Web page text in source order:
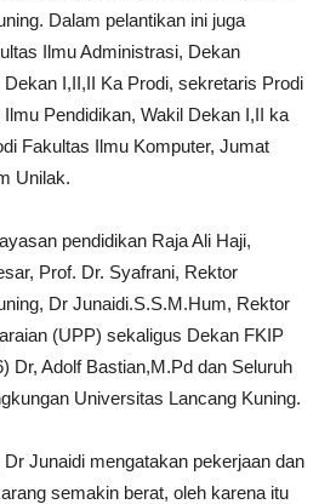
Dalam pelantikan ini juga
Ilmu Administrasi, Dekan
I,II,II Ka Prodi, sekretaris Prodi
Pendidikan, Wakil Dekan I,II ka
Fakultas Ilmu Komputer, Jumat
Unilak.
pendidikan Raja Ali Haji,
Prof. Dr. Syafrani, Rektor
Dr Junaidi.S.S.M.Hum, Rektor
(UPP) sekaligus Dekan FKIP
Dr, Adolf Bastian,M.Pd dan Seluruh
Universitas Lancang Kuning.
Junaidi mengatakan pekerjaan dan
semakin berat, oleh karena itu